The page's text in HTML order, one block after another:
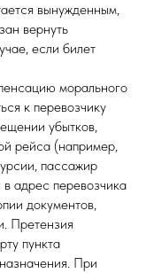
вынужденным,
вернуть
если билет
морального
к перевозчику
убытков,
рейса (например,
пассажир
адрес перевозчика
документов,
Претензия
пункта
При